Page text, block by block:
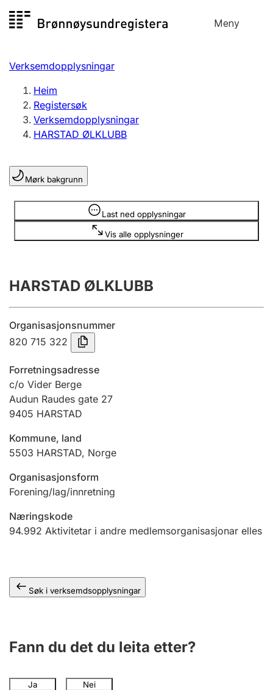
til
Meny
Registersøk
Aksjeselskap
Enkeltpersonføretak
Registrere, endre, slette
Lag og foreining
Registrere, endre, slette
Årsrekneskap
Innsending og forseinkingsgebyr
Tinglysing
Jeger
Betaling og jegeravgiftskort
Ektepaktrettleiaren
Verksemdopplysningar
Heim
Registersøk
Verksemdopplysningar
HARSTAD ØLKLUBB
Mørk bakgrunn
Last ned opplysningar
Vis alle opplysninger
Opplysninger er skjult
HARSTAD ØLKLUBB
Organisasjonsnummer
820 715 322
Forretningsadresse
c/o Vider Berge
Audun Raudes gate 27
9405 HARSTAD
Kommune, land
5503 HARSTAD, Norge
Organisasjonsform
Forening/lag/innretning
Næringskode
94.992 Aktivitetar i andre medlemsorganisasjonar elles
Søk i verksemdsopplysningar
Fann du det du leita etter?
Ja Nei